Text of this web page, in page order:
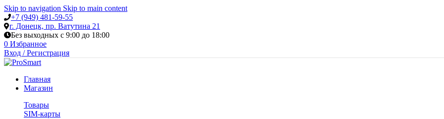
Skip to navigation Skip to main content
+7 (949) 481-59-55
г. Донецк, пр. Ватутина 21
Без выходных с 9:00 до 18:00
0 Избранное
Вход / Регистрация
Главная
Магазин
Товары
SIM-карты